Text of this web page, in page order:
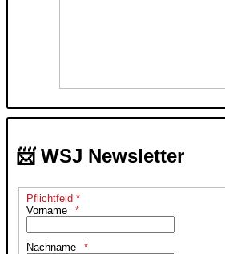
📨 WSJ Newsletter
Pflichtfeld *
Vorname
Nachname